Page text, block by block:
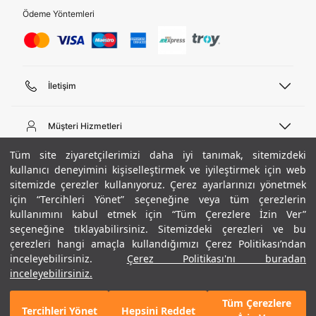
Tüm site ziyaretçilerimizi daha iyi tanımak, sitemizdeki
kullanıcı deneyimini kişiselleştirmek ve iyileştirmek için web
sitemizde çerezler kullanıyoruz. Çerez ayarlarınızı yönetmek
için “Tercihleri Yönet” seçeneğine veya tüm çerezlerin
kullanımını kabul etmek için “Tüm Çerezlere İzin Ver”
seçeneğine tıklayabilirsiniz. Sitemizdeki çerezleri ve bu
çerezleri hangi amaçla kullandığımızı Çerez Politikası’ndan
inceleyebilirsiniz.
Çerez Politikası'nı buradan
inceleyebilirsiniz.
Tercihleri Yönet Hepsini Reddet
Tüm Çerezlere
+ 3 Renk
Ödeme Yöntemleri
İletişim
444 02 00
Pazartesi - Cuma 09:00 - 18:00
E-posta
bilgi@underarmour.com
Müşteri Hizmetleri
Sipariş Sorgulama
Bize Ulaşın
Teslimat Bilgileri
İşlem Rehberi
İade ve Değişimler
Sıkça Sorulan Sorular
Beden Rehberi
Site Haritası
Hakkımızda
Ticari Bilgiler
Hükümler ve Koşullar
Gizlilik Politikası
Çerez Politikası
Kariyer
ETBİS
UA Sosyal Medya
Instagram
Facebook
Twitter
Popüler Kategoriler
Erkek Basketbol Ayakkabısı
Çocuk Basketbol Ayakkabısı
Erkek Eşofman